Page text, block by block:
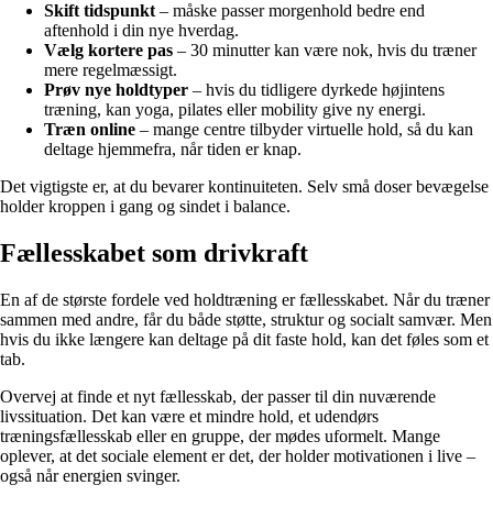
Skift tidspunkt– måske passer morgenhold bedre end
aftenhold i din nye hverdag.
Vælg kortere pas – 30 minutter kan være nok, hvis du træner
mere regelmæssigt.
Prøv nye holdtyper – hvis du tidligere dyrkede højintens
træning, kan yoga, pilates eller mobility give ny energi.
Træn online – mange centre tilbyder virtuelle hold, så du kan
deltage hjemmefra, når tiden er knap.
Det vigtigste er, at du bevarer kontinuiteten. Selv små doser bevægelse
holder kroppen i gang og sindet i balance.
Fællesskabet som drivkraft
En af de største fordele ved holdtræning er fællesskabet. Når du træner
sammen med andre, får du både støtte, struktur og socialt samvær. Men
hvis du ikke længere kan deltage på dit faste hold, kan det føles som et
tab.
Overvej at finde et nyt fællesskab, der passer til din nuværende
livssituation. Det kan være et mindre hold, et udendørs
træningsfællesskab eller en gruppe, der mødes uformelt. Mange
oplever, at det sociale element er det, der holder motivationen i live –
også når energien svinger.